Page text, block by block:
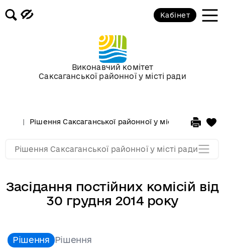
Виконавчий комітет
Саксаганської районної у місті ради
Кабінет
Рішення Саксаганської районної у місті ради
Засідання постійних комісій від
30 грудня 2014 року
Рішення Рішення
Рішення Саксаганської районної у місті ради
Сесії у 2012 році